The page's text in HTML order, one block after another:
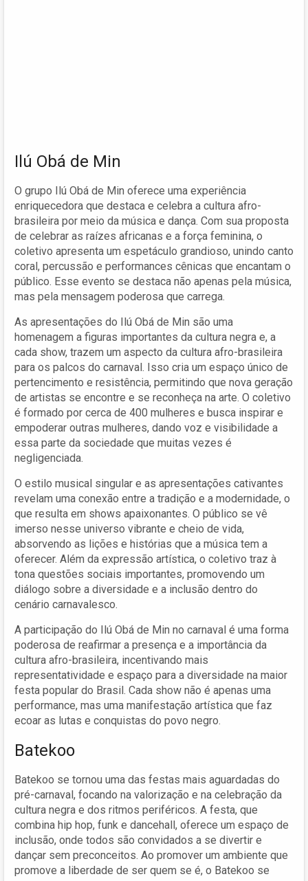
Ilú Obá de Min
O grupo Ilú Obá de Min oferece uma experiência
enriquecedora que destaca e celebra a cultura afro-
brasileira por meio da música e dança. Com sua proposta
de celebrar as raízes africanas e a força feminina, o
coletivo apresenta um espetáculo grandioso, unindo canto
coral, percussão e performances cênicas que encantam o
público. Esse evento se destaca não apenas pela música,
mas pela mensagem poderosa que carrega.
As apresentações do Ilú Obá de Min são uma
homenagem a figuras importantes da cultura negra e, a
cada show, trazem um aspecto da cultura afro-brasileira
para os palcos do carnaval. Isso cria um espaço único de
pertencimento e resistência, permitindo que nova geração
de artistas se encontre e se reconheça na arte. O coletivo
é formado por cerca de 400 mulheres e busca inspirar e
empoderar outras mulheres, dando voz e visibilidade a
essa parte da sociedade que muitas vezes é
negligenciada.
O estilo musical singular e as apresentações cativantes
revelam uma conexão entre a tradição e a modernidade, o
que resulta em shows apaixonantes. O público se vê
imerso nesse universo vibrante e cheio de vida,
absorvendo as lições e histórias que a música tem a
oferecer. Além da expressão artística, o coletivo traz à
tona questões sociais importantes, promovendo um
diálogo sobre a diversidade e a inclusão dentro do
cenário carnavalesco.
A participação do Ilú Obá de Min no carnaval é uma forma
poderosa de reafirmar a presença e a importância da
cultura afro-brasileira, incentivando mais
representatividade e espaço para a diversidade na maior
festa popular do Brasil. Cada show não é apenas uma
performance, mas uma manifestação artística que faz
ecoar as lutas e conquistas do povo negro.
Batekoo
Batekoo se tornou uma das festas mais aguardadas do
pré-carnaval, focando na valorização e na celebração da
cultura negra e dos ritmos periféricos. A festa, que
combina hip hop, funk e dancehall, oferece um espaço de
inclusão, onde todos são convidados a se divertir e
dançar sem preconceitos. Ao promover um ambiente que
promove a liberdade de ser quem se é, o Batekoo se